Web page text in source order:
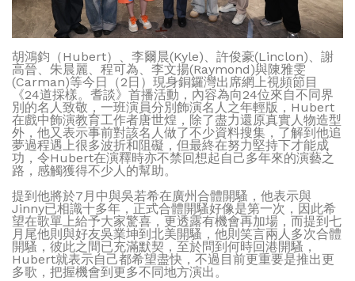
胡鴻鈞（Hubert）、李爾晨(Kyle)、許俊豪(Linclon)、謝
高晉、朱晨麗、程可為、李文揚(Raymond)與陳雅雯
(Carman)等今日（2日）現身銅鑼灣出席網上視頻節目
《24道採樣。耆談》首播活動，內容為向24位來自不同界
別的名人致敬，一班演員分別飾演名人之年輕版，Hubert
在戲中飾演教育工作者唐世煌，除了盡力還原真實人物造型
外，他又表示事前對該名人做了不少資料搜集，了解到他追
夢過程遇上很多波折和阻礙，但最終在努力堅持下才能成
功，令Hubert在演釋時亦不禁回想起自己多年來的演藝之
路，感觸獲得不少人的幫助。
提到他將於7月中與吳若希在廣州合體開騷，他表示與
Jinny已相識十多年，正式合體開騷好像是第一次，因此希
望在歌單上給予大家驚喜，更透露有機會再加場，而提到七
月尾他則與好友吳業坤到北美開騷，他則笑言兩人多次合體
開騷，彼此之間已充滿默契，至於問到何時回港開騷，
Hubert就表示自己都希望盡快，不過目前更重要是推出更
多歌，把握機會到更多不同地方演出。